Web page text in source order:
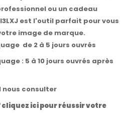
ou un cadeau
est l'outil parfait pour vous
image de marque.
de 2 à 5 jours ouvrés
: 5 à 10 jours ouvrés après
nous consulter
cliquez ici pour réussir votre